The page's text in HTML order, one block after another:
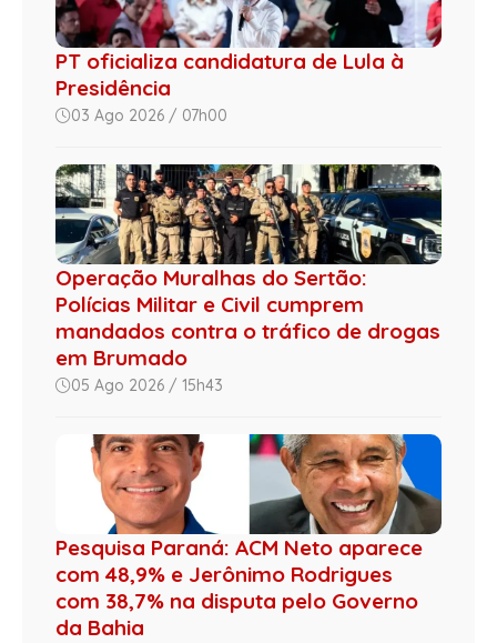
PT oficializa candidatura de Lula à
Presidência
03 Ago 2026 / 07h00
Operação Muralhas do Sertão:
Polícias Militar e Civil cumprem
mandados contra o tráfico de drogas
em Brumado
05 Ago 2026 / 15h43
Pesquisa Paraná: ACM Neto aparece
com 48,9% e Jerônimo Rodrigues
com 38,7% na disputa pelo Governo
da Bahia